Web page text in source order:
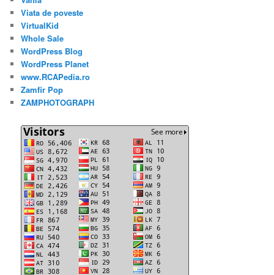
Viata de poveste
VirtualKid
Whole Sale
WordPress Blog
WordPress Planet
www.RCAPedia.ro
Zamfir Pop
ZAMPHOTOGRAPH